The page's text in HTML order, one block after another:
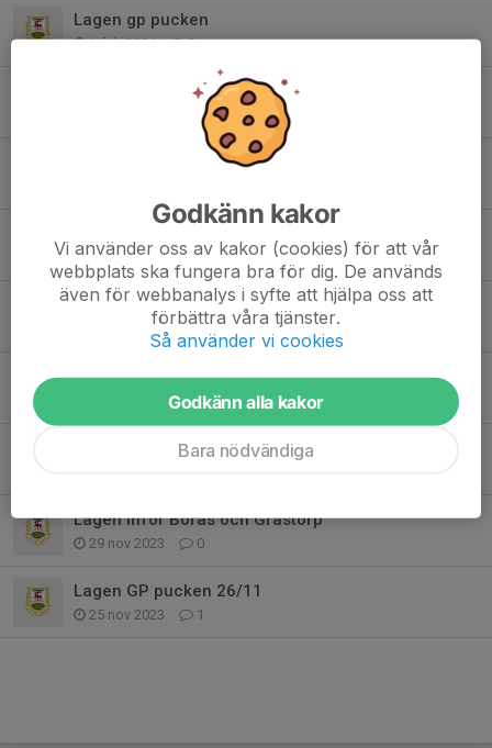
Lagen gp pucken
1 feb 2024 0
Spelschema Poolspel Skövde
21 dec 2023 0
Lussetåget
13 dec 2023 0
Ingen lucia utan luciatåg
13 dec 2023 5
Torsdagskvällen!
Lagen inför Borås och Grästorp
29 nov 2023 0
Lagen GP pucken 26/11
25 nov 2023 1
Godkänn kakor
Vi använder oss av kakor (cookies) för att vår
webbplats ska fungera bra för dig. De används
även för webbanalys i syfte att hjälpa oss att
förbättra våra tjänster.
Så använder vi cookies
Godkänn alla kakor
Bara nödvändiga